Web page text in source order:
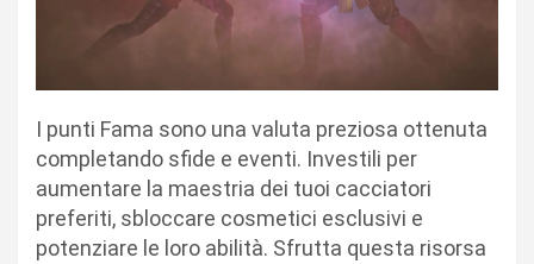
I punti Fama sono una valuta preziosa ottenuta
completando sfide e eventi. Investili per
aumentare la maestria dei tuoi cacciatori
preferiti, sbloccare cosmetici esclusivi e
potenziare le loro abilità. Sfrutta questa risorsa